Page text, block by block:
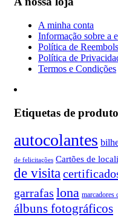
A minha conta
Informação sobre a
Política de
Política de
Termos e Condições
Etiquetas de produto
autocolantes
de felicitações Cartões de
de visita
garrafas lona marcadores
álbuns fotográficos